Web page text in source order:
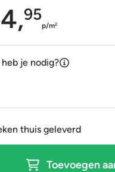
95
p/m2
je nodig?
thuis geleverd
Toevoegen